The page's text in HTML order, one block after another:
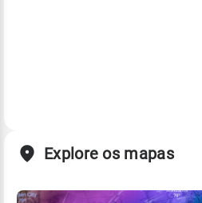
Explore os mapas